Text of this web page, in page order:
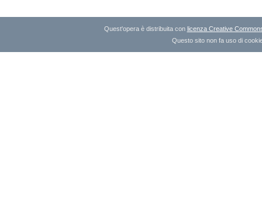
Quest'opera è distribuita con licenza Creative
Questo sito non fa uso di